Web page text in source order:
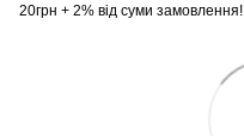
20грн + 2% від суми замовлення!